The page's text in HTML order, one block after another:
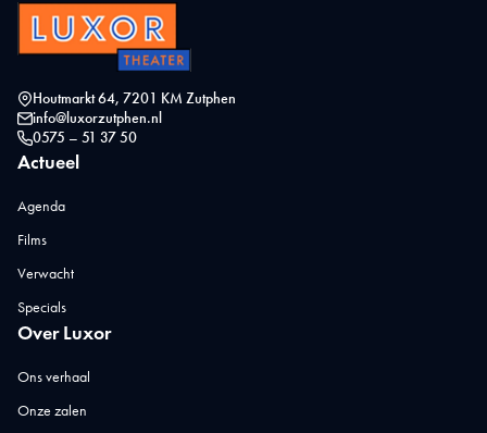
Houtmarkt 64, 7201 KM Zutphen
info@luxorzutphen.nl
0575 – 51 37 50
Actueel
Agenda
Films
Verwacht
Specials
Over Luxor
Ons verhaal
Onze zalen